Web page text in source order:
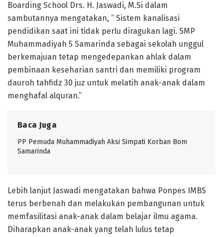
Boarding School Drs. H. Jaswadi, M.Si dalam
sambutannya mengatakan, “ Sistem kanalisasi
pendidikan saat ini tidak perlu diragukan lagi. SMP
Muhammadiyah 5 Samarinda sebagai sekolah unggul
berkemajuan tetap mengedepankan ahlak dalam
pembinaan keseharian santri dan memiliki program
dauroh tahfidz 30 juz untuk melatih anak-anak dalam
menghafal alquran.”
Baca Juga
PP Pemuda Muhammadiyah Aksi Simpati Korban Bom
Samarinda
Lebih lanjut Jaswadi mengatakan bahwa Ponpes IMBS
terus berbenah dan melakukan pembangunan untuk
memfasilitasi anak-anak dalam belajar ilmu agama.
Diharapkan anak-anak yang telah lulus tetap